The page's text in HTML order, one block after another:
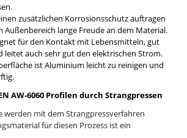
zusätzlichen Korrosionsschutz auftragen
Außenbereich lange Freude an dem Material.
für den Kontakt mit Lebensmitteln, gut
leitet auch sehr gut den elektrischen Strom.
ist Aluminium leicht zu reinigen und
AW-6060 Profilen durch Strangpressen
werden mit dem Strangpressverfahren
für diesen Prozess ist ein